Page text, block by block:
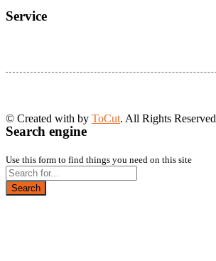
Service
© Created with by ToCut. All Rights Reserved
Search engine
Use this form to find things you need on this site
Search